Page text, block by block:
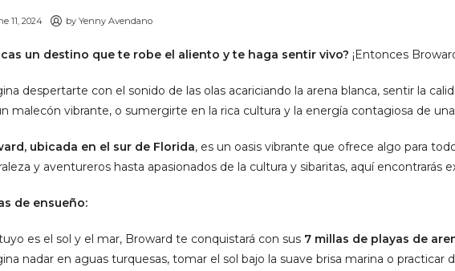
11, 2024 by Yenny Avendano
un destino que te robe el aliento y te haga sentir vivo? ¡Entonces
despertarte con el sonido de las olas acariciando la arena blanca, sentir la
malecón vibrante, o sumergirte en la rica cultura y la energía contagiosa de
ubicada en el sur de Florida, es un oasis vibrante que ofrece algo para
y aventureros hasta apasionados de la cultura y sibaritas, aquí encontrarás
de ensueño:
es el sol y el mar, Broward te conquistará con sus 7 millas de playas de
nadar en aguas turquesas, tomar el sol bajo la suave brisa marina o practicar